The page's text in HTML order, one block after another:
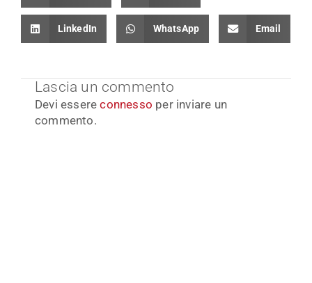
LinkedIn WhatsApp Email
Lascia un commento
Devi essereconnesso per inviare un
commento.